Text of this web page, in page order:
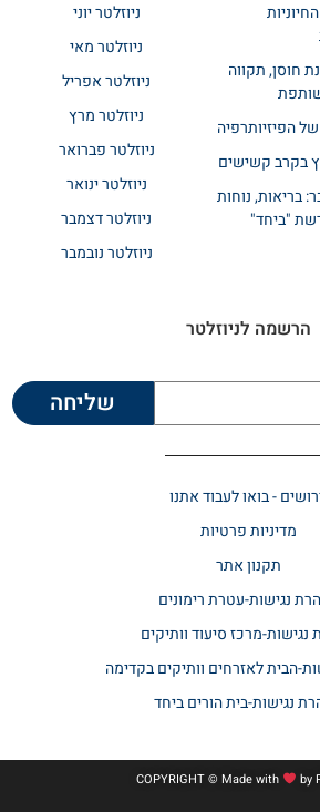
שנת חוסן, תקווה
הפיזיותרפיה
בקרב קשישים
בריאות, נוחות
"ביחד"
ניוזלטר יוני
ניוזלטר מאי
ניוזלטר אפריל
ניוזלטר מרץ
ניוזלטר פברואר
ניוזלטר ינואר
ניוזלטר דצמבר
ניוזלטר נובמבר
הרשמה לניוזלטר
שליחה
- בואו לעבוד אתנו
מדיניות פרטיות
תקנון אתר​
נגישות-עטרת רימונים
מרכז סיעוד וותיקים
הבית לאזרחים וותיקים בקדימה
נגישות-בית הורים ביחד
COPYRIGHT © Made with by